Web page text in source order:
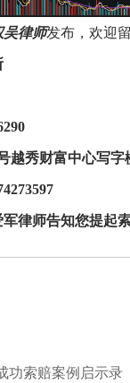
吴律师发布，欢迎
越秀财富中心写字
军律师告知您提起
功索赔案例启示录